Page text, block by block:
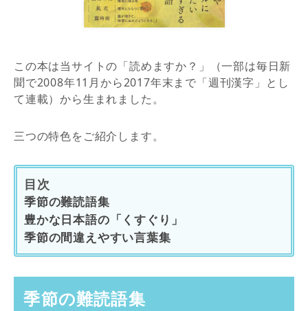
この本は当サイトの「読めますか？」（一部は毎日新
聞で2008年11月から2017年末まで「週刊漢字」とし
て連載）から生まれました。
三つの特色をご紹介します。
目次
季節の難読語集
豊かな日本語の「くすぐり」
季節の間違えやすい言葉集
季節の難読語集